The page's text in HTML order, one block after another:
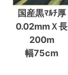
国産黒ﾏﾙﾁ厚
0.02mmＸ長
200m
幅75cm